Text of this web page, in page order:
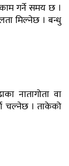
काम गर्ने समय छ ।
मिल्नेछ । बन्धु
नातागोता वा
चल्नेछ । ताकेको